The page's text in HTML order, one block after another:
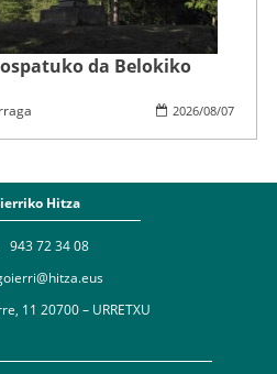
da Belokiko
2026/08/07
Hitza
943 72 34 08
11 20700 – URRETXU